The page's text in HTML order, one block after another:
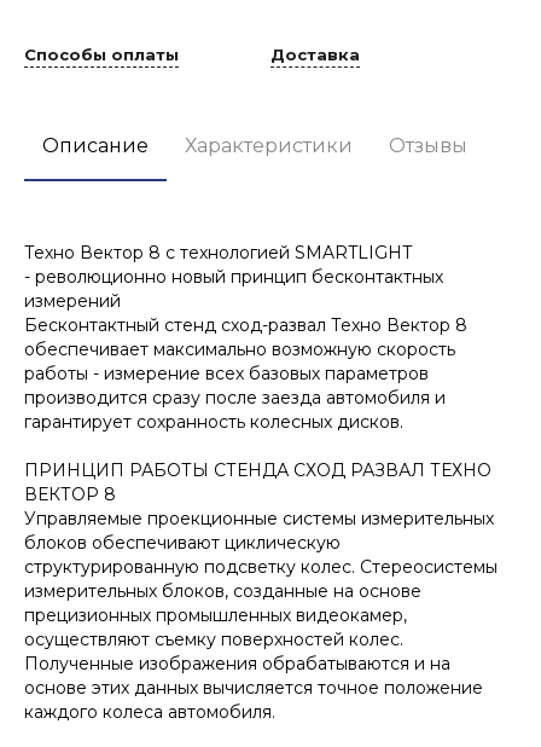
Способы оплаты Доставка
Описание Характеристики Отзывы
Техно Вектор 8 с технологией SMARTLIGHT
- революционно новый принцип бесконтактных
измерений
Бесконтактный стенд сход-развал Техно Вектор 8
обеспечивает максимально возможную скорость
работы - измерение всех базовых параметров
производится сразу после заезда автомобиля и
гарантирует сохранность колесных дисков.
ПРИНЦИП РАБОТЫ СТЕНДА СХОД РАЗВАЛ ТЕХНО
ВЕКТОР 8
Управляемые проекционные системы измерительных
блоков обеспечивают циклическую
структурированную подсветку колес. Стереосистемы
измерительных блоков, созданные на основе
прецизионных промышленных видеокамер,
осуществляют съемку поверхностей колес.
Полученные изображения обрабатываются и на
основе этих данных вычисляется точное положение
каждого колеса автомобиля.